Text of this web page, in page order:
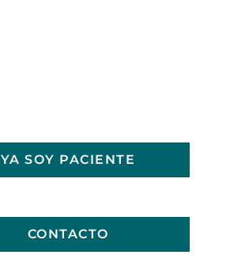
YA SOY PACIENTE
CONTACTO